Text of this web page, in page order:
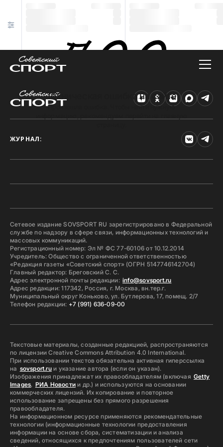
Техническая ошибка на сайте
Произошла ошибка. Чтобы найти нужную
ЖУРНАЛ:
Сетевое издание SOVSPORT RU зарегистрировано в Федеральной
службе по надзору в сфере связи, информационных технологий и
массовых коммуникаций.
Регистрационный номер: Эл № ФС 77-60106 от 10.12.2014
Учредитель: Общество с ограниченной ответственностью
«Редакция газеты «Советский спорт» (ОГРН 5147746142704)
Главный редактор: Бреговский С. С.
Адрес электронной почты редакции: info@sovsport.ru
Адрес редакции: 117342, Россия, г. Москва, вн.тер.г.
Муниципальный округ Коньково, ул. Бутлерова, 17, помещ. 2/7
Телефон редакции: +7 (991) 636-09-00
Текстовые материалы, созданные редакцией, распространяются
по лицензии Creative Commons Attribution 4.0 International.
При использовании текстов обязательна активная гиперссылка
на sovsport.ruи указание автора (если он указан).
Изображения принадлежат их правообладателям (включая Getty
Images, РИА Новостии др.) и используются на основании
коммерческих лицензий. Их копирование и повторное
использование запрещены без прямого разрешения
правообладателя.
На информационном ресурсе применяются рекомендательные
технологии (информационные технологии предоставления
информации на основе сбора, систематизации и анализа
сведений, относящихся к предпочтениям пользователей сети